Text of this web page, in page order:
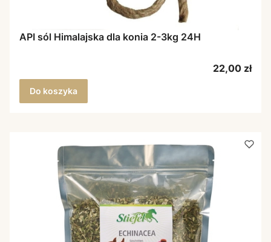
API sól Himalajska dla konia 2-3kg 24H
Cena
22,00 zł
Do koszyka